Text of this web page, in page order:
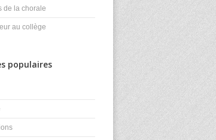
de la chorale
au collège
populaires